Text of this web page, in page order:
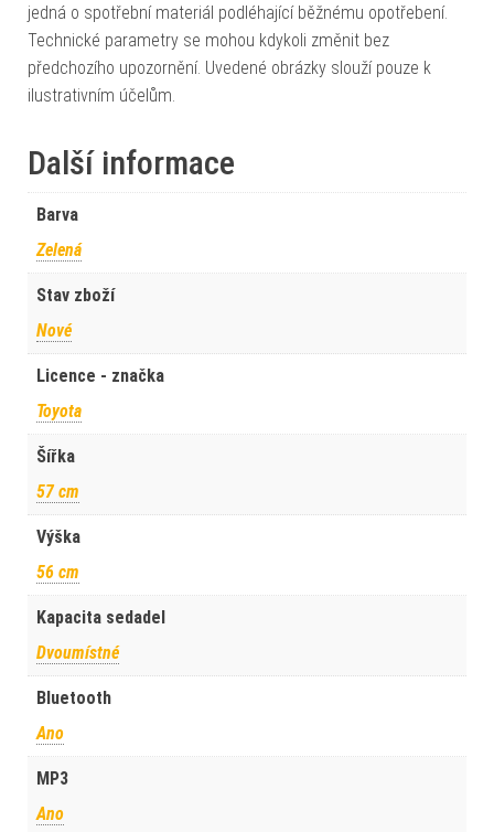
jedná o spotřební materiál podléhající běžnému opotřebení.
Technické parametry se mohou kdykoli změnit bez
předchozího upozornění. Uvedené obrázky slouží pouze k
ilustrativním účelům.
Další informace
Barva
Zelená
Stav zboží
Nové
Licence - značka
Toyota
Šířka
57 cm
Výška
56 cm
Kapacita sedadel
Dvoumístné
Bluetooth
Ano
MP3
Ano